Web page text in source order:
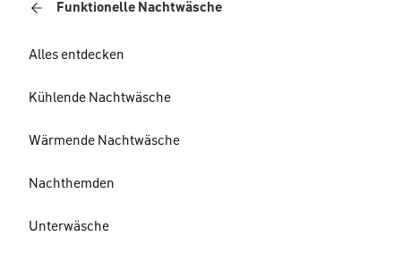
Funktionelle Nachtwäsche
Alles entdecken
Kühlende Nachtwäsche
Wärmende Nachtwäsche
Nachthemden
Unterwäsche